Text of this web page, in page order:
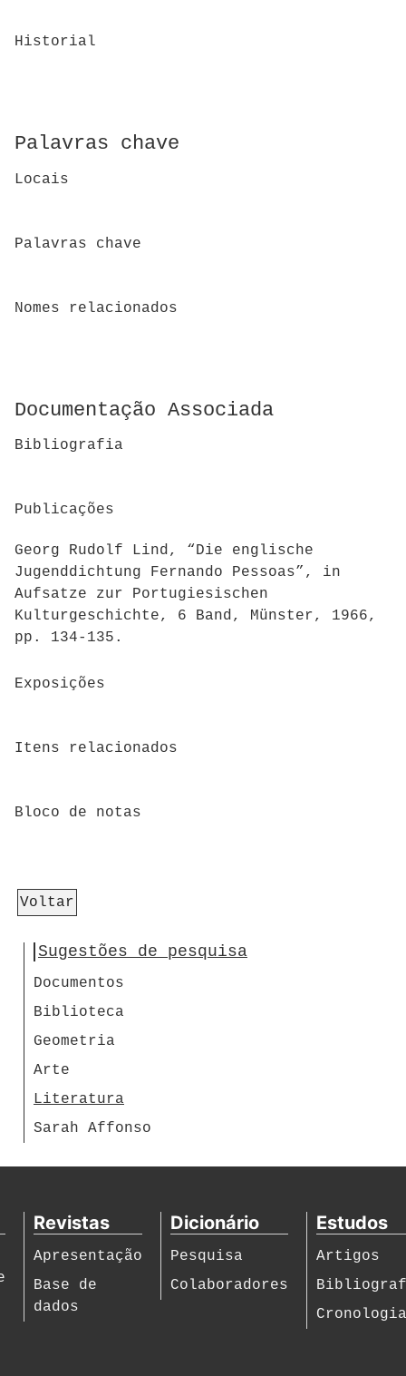
Historial
Palavras chave
Locais
Palavras chave
Nomes relacionados
Documentação Associada
Bibliografia
Publicações
Georg Rudolf Lind, “Die englische
Jugenddichtung Fernando Pessoas”, in
Aufsatze zur Portugiesischen
Kulturgeschichte, 6 Band, Münster, 1966,
pp. 134-135.
Exposições
Itens relacionados
Bloco de notas
Voltar
Sugestões de pesquisa
Documentos
Biblioteca
Geometria
Arte
Literatura
Sarah Affonso
Revistas
Apresentação
Base de
dados
Dicionário
Pesquisa
Colaboradores
Estudos
Artigos